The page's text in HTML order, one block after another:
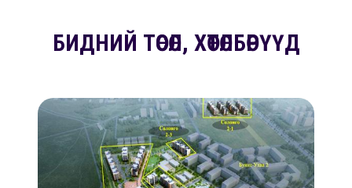
БИДНИЙ ТӨСӨЛ, ХӨТӨЛБӨРҮҮД